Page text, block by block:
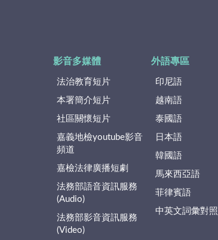
影音多媒體
法治教育短片
本署簡介短片
社區關懷短片
嘉義地檢youtube影音
頻道
嘉檢法律廣播短劇
法務部語音資訊服務
(Audio)
法務部影音資訊服務
(Video)
外語專區
印尼語
越南語
泰國語
日本語
韓國語
馬來西亞語
菲律賓語
中英文詞彙對照